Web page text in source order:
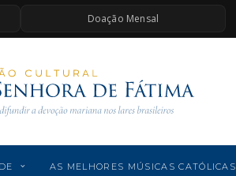
Doação Mensal
AS MELHORES MÚSICAS CATÓLICAS